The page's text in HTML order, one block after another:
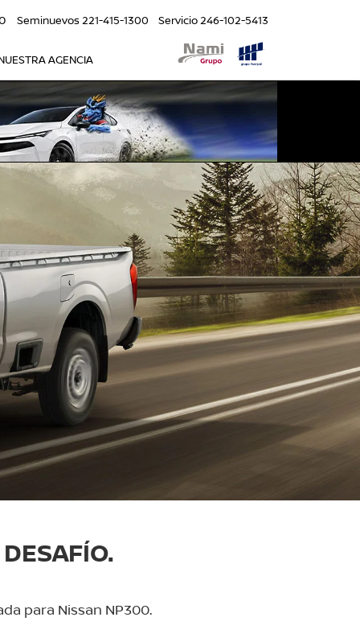
Seminuevos221-415-1300 Servicio246-102-5413
AGENCIA
para Nissan NP300.